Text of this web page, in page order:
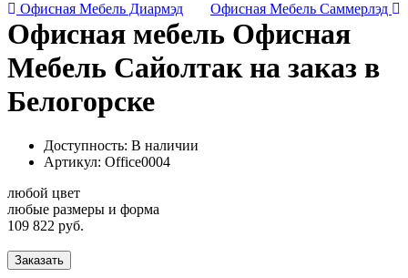
Офисная Мебель Диармэд Офисная Мебель Саммерлэд
Офисная мебель Офисная
Мебель Сайолтак на заказ в
Белогорске
Доступность: В наличии
Артикул: Office0004
любой цвет
любые размеры и форма
109 822 руб.
Заказать